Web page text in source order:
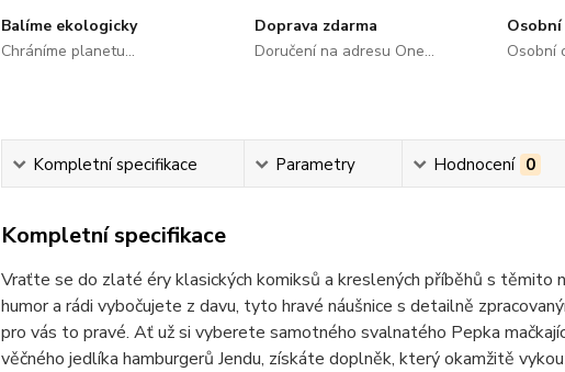
Balíme ekologicky
Chráníme planetu...
Doprava zdarma
Doručení na adresu One...
Osobní
Kompletní specifikace Parametry Hodnocení 0
Kompletní specifikace
Vraťte se do zlaté éry klasických komiksů a kreslených příběhů s těmito
humor a rádi vybočujete z davu, tyto hravé náušnice s detailně
pro vás to pravé. Ať už si vyberete samotného svalnatého Pepka
věčného jedlíka hamburgerů Jendu, získáte doplněk, který okamžitě